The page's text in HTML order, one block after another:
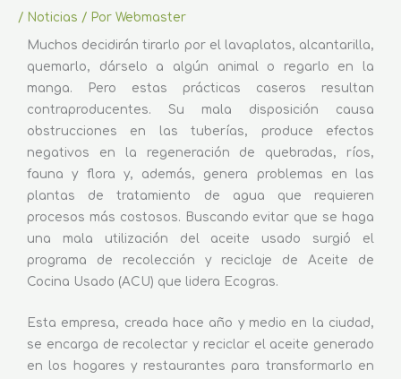
/ Noticias / Por Webmaster
Muchos decidirán tirarlo por el lavaplatos, alcantarilla,
quemarlo, dárselo a algún animal o regarlo en la
manga. Pero estas prácticas caseros resultan
contraproducentes. Su mala disposición causa
obstrucciones en las tuberías, produce efectos
negativos en la regeneración de quebradas, ríos,
fauna y flora y, además, genera problemas en las
plantas de tratamiento de agua que requieren
procesos más costosos. Buscando evitar que se haga
una mala utilización del aceite usado surgió el
programa de recolección y reciclaje de Aceite de
Cocina Usado (ACU) que lidera Ecogras.
Esta empresa, creada hace año y medio en la ciudad,
se encarga de recolectar y reciclar el aceite generado
en los hogares y restaurantes para transformarlo en